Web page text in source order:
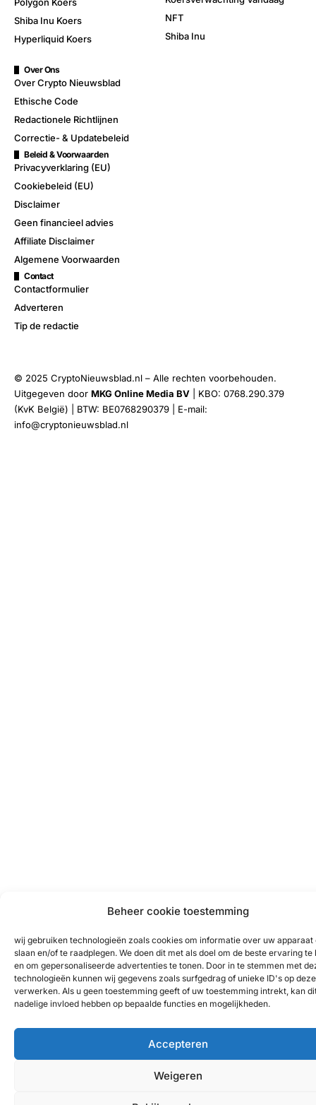
Beheer cookie toestemming
wij gebruiken technologieën zoals cookies om informatie over uw apparaat
slaan en/of te raadplegen. We doen dit met als doel om de beste ervaring te
en om gepersonaliseerde advertenties te tonen. Door in te stemmen met
technologieën kunnen wij gegevens zoals surfgedrag of unieke ID's op
verwerken. Als u geen toestemming geeft of uw toestemming intrekt, kan
nadelige invloed hebben op bepaalde functies en mogelijkheden.
Accepteren
Weigeren
Shiba Inu Koers
Hyperliquid Koers
NFT
Shiba Inu
Over Ons
Over Crypto Nieuwsblad
Ethische Code
Redactionele Richtlijnen
Correctie- & Updatebeleid
Beleid & Voorwaarden
Privacyverklaring (EU)
Cookiebeleid (EU)
Disclaimer
Geen financieel advies
Affiliate Disclaimer
Algemene Voorwaarden
Contact
Contactformulier
Adverteren
Tip de redactie
© 2025 CryptoNieuwsblad.nl – Alle rechten voorbehouden.
Uitgegeven door MKG Online Media BV | KBO: 0768.290.379
(KvK België) | BTW: BE0768290379 | E-mail:
info@cryptonieuwsblad.nl